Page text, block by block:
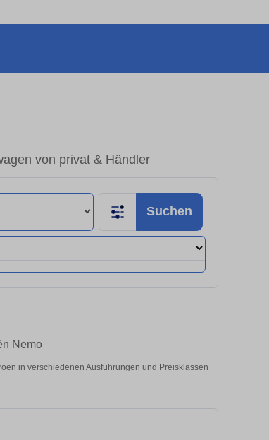
von privat & Händler
Suchen
Nemo
in verschiedenen Ausführungen und Preisklassen